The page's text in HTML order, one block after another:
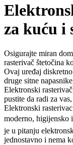
za kuću i
Osigurajte miran
rasterivač štetočina
Ovaj uređaj
druge sitne
Elektronski
pustite da radi za
Elektronski
moderno, higijensko
je u pitanju
jednostavno i nema